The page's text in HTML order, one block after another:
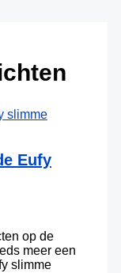
Eufy
op de
meer een
slimme